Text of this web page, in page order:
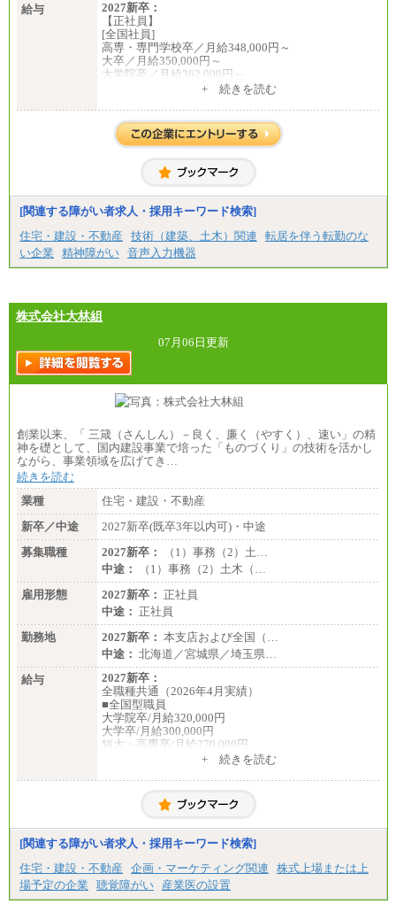
給与
2027新卒：
【正社員】
[全国社員]
高専・専門学校卒／月給348,000円～
大卒／月給350,000円～
大学院卒／月給362,000円～
[地域社員]月給295,000円～
【正社員】
[全国社員]月給348,000円～
[地域社員]月給295,000円～
【契約社員】月給200,000円～
+ 続きを読む
[関連する障がい者求人・採用キーワード検索]
住宅・建設・不動産
技術（建築、土木）関連
転居を伴う転勤のな
い企業
精神障がい 音声入力機器
株式会社大林組
07月06日更新
創業以来、「 三箴（さんしん）－良く、廉く（やすく）、速い」の精
神を礎として、国内建設事業で培った「ものづくり」の技術を活かし
ながら、事業領域を広げてき…
続きを読む
業種
住宅・建設・不動産
新卒／中途
2027新卒(既卒3年以内可)・中途
募集職種
2027新卒：
（1）事務（2）土…
中途：
（1）事務（2）土木（…
雇用形態
2027新卒： 正社員
中途： 正社員
勤務地
2027新卒： 本支店および全国（…
中途： 北海道／宮城県／埼玉県…
給与
2027新卒：
全職種共通（2026年4月実績）
■全国型職員
大学院卒/月給320,000円
大学卒/月給300,000円
短大・高専卒/月給270,000円
大学院卒/月給256,000円～288,000円
大学卒/月給240,000円～270,000円
短大・高専卒/月給216,000円～243,000円
■特定職員※
大学院卒/月給234,000円～263,000円
大学卒/月給219,000円～246,000円
短大・高専卒/月給197,000円～222,000円
※拠点型職員、特定職員の給与は、生活の拠点が定
+ 続きを読む
[関連する障がい者求人・採用キーワード検索]
住宅・建設・不動産
企画・マーケティング関連
株式上場または上
場予定の企業
聴覚障がい 産業医の設置